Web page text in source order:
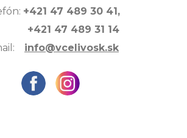
+421 47 489 30 41,
47 489 31 14
info@vcelivosk.sk